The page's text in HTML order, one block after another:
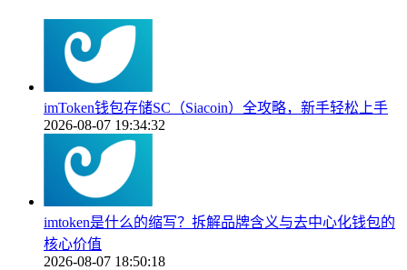
imToken钱包存储SC（Siacoin）全攻略，新手轻松上手
2026-08-07 19:34:32
imtoken是什么的缩写？拆解品牌含义与去中心化钱包的
核心价值
2026-08-07 18:50:18